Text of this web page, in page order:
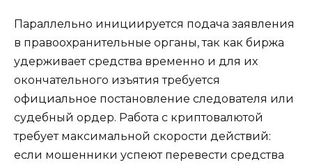
Параллельно инициируется подача заявления
в правоохранительные органы, так как биржа
удерживает средства временно и для их
окончательного изъятия требуется
официальное постановление следователя или
судебный ордер. Работа с криптовалютой
требует максимальной скорости действий:
если мошенники успеют перевести средства